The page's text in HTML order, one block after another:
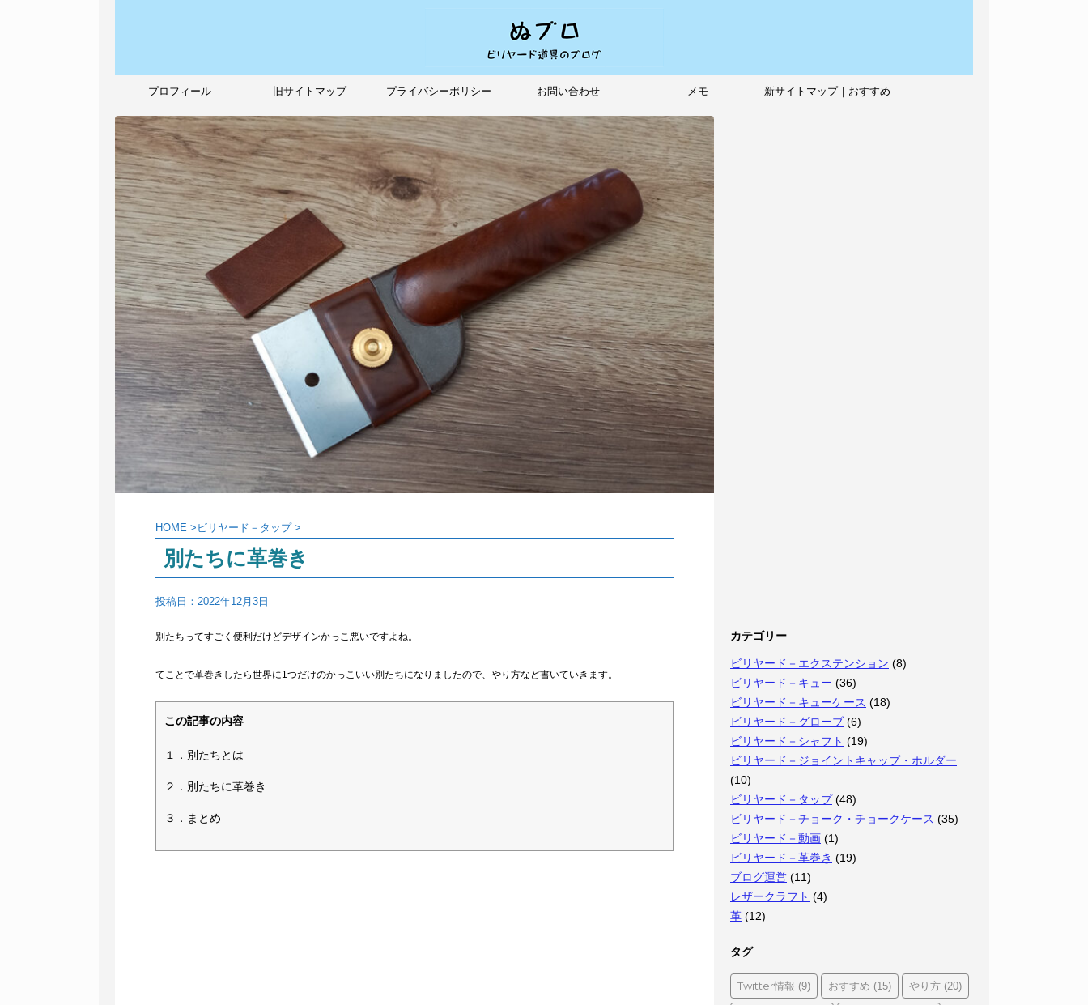
プロフィール 旧サイトマップ プライバシーポリシー お問い合わせ メモ 新サイトマップ｜おすすめ
HOME > ビリヤード－タップ >
別たちに革巻き
投稿日： 2022年12月3日
別たちってすごく便利だけどデザインかっこ悪いですよね。
てことで革巻きしたら世界に1つだけのかっこいい別たちになりましたので、やり方など書いていきます。
この記事の内容
１．別たちとは
２．別たちに革巻き
３ ．まとめ
カテゴリー
ビリヤード－エクステンション (8)
ビリヤード－キュー (36)
ビリヤード－キューケース (18)
ビリヤード－グローブ (6)
ビリヤード－シャフト (19)
ビリヤード－ジョイントキャップ・ホルダー
(10)
ビリヤード－タップ(48)
ビリヤード－チョーク・チョークケース (35)
ビリヤード－動画 (1)
ビリヤード－革巻き (19)
ブログ運営 (11)
レザークラフト (4)
革 (12)
タグ
Twitter情報 (9) おすすめ (15) やり方 (20)